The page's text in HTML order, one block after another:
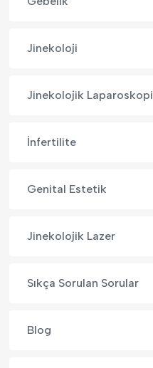
Jinekoloji
Jinekolojik Laparoskopi
İnfertilite
Genital Estetik
Jinekolojik Lazer
Sıkça Sorulan Sorular
Blog